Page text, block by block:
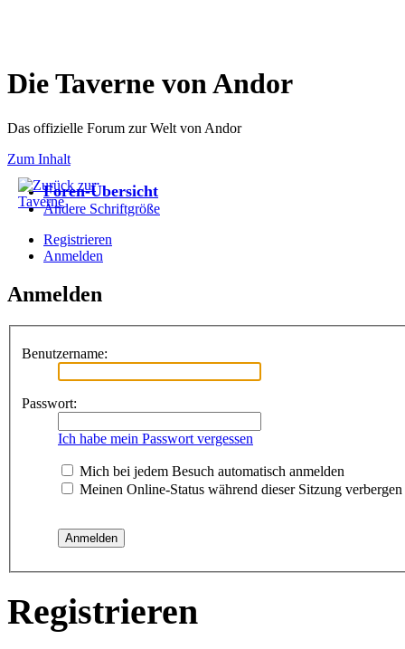
Die Taverne von Andor
Das offizielle Forum zur Welt von Andor
Zum Inhalt
Foren-Übersicht
Ändere Schriftgröße
Registrieren
Anmelden
Anmelden
Benutzername:
Passwort:
Ich habe mein Passwort vergessen
Mich bei jedem Besuch automatisch anmelden
Meinen Online-Status während dieser Sitzung verbergen
Registrieren